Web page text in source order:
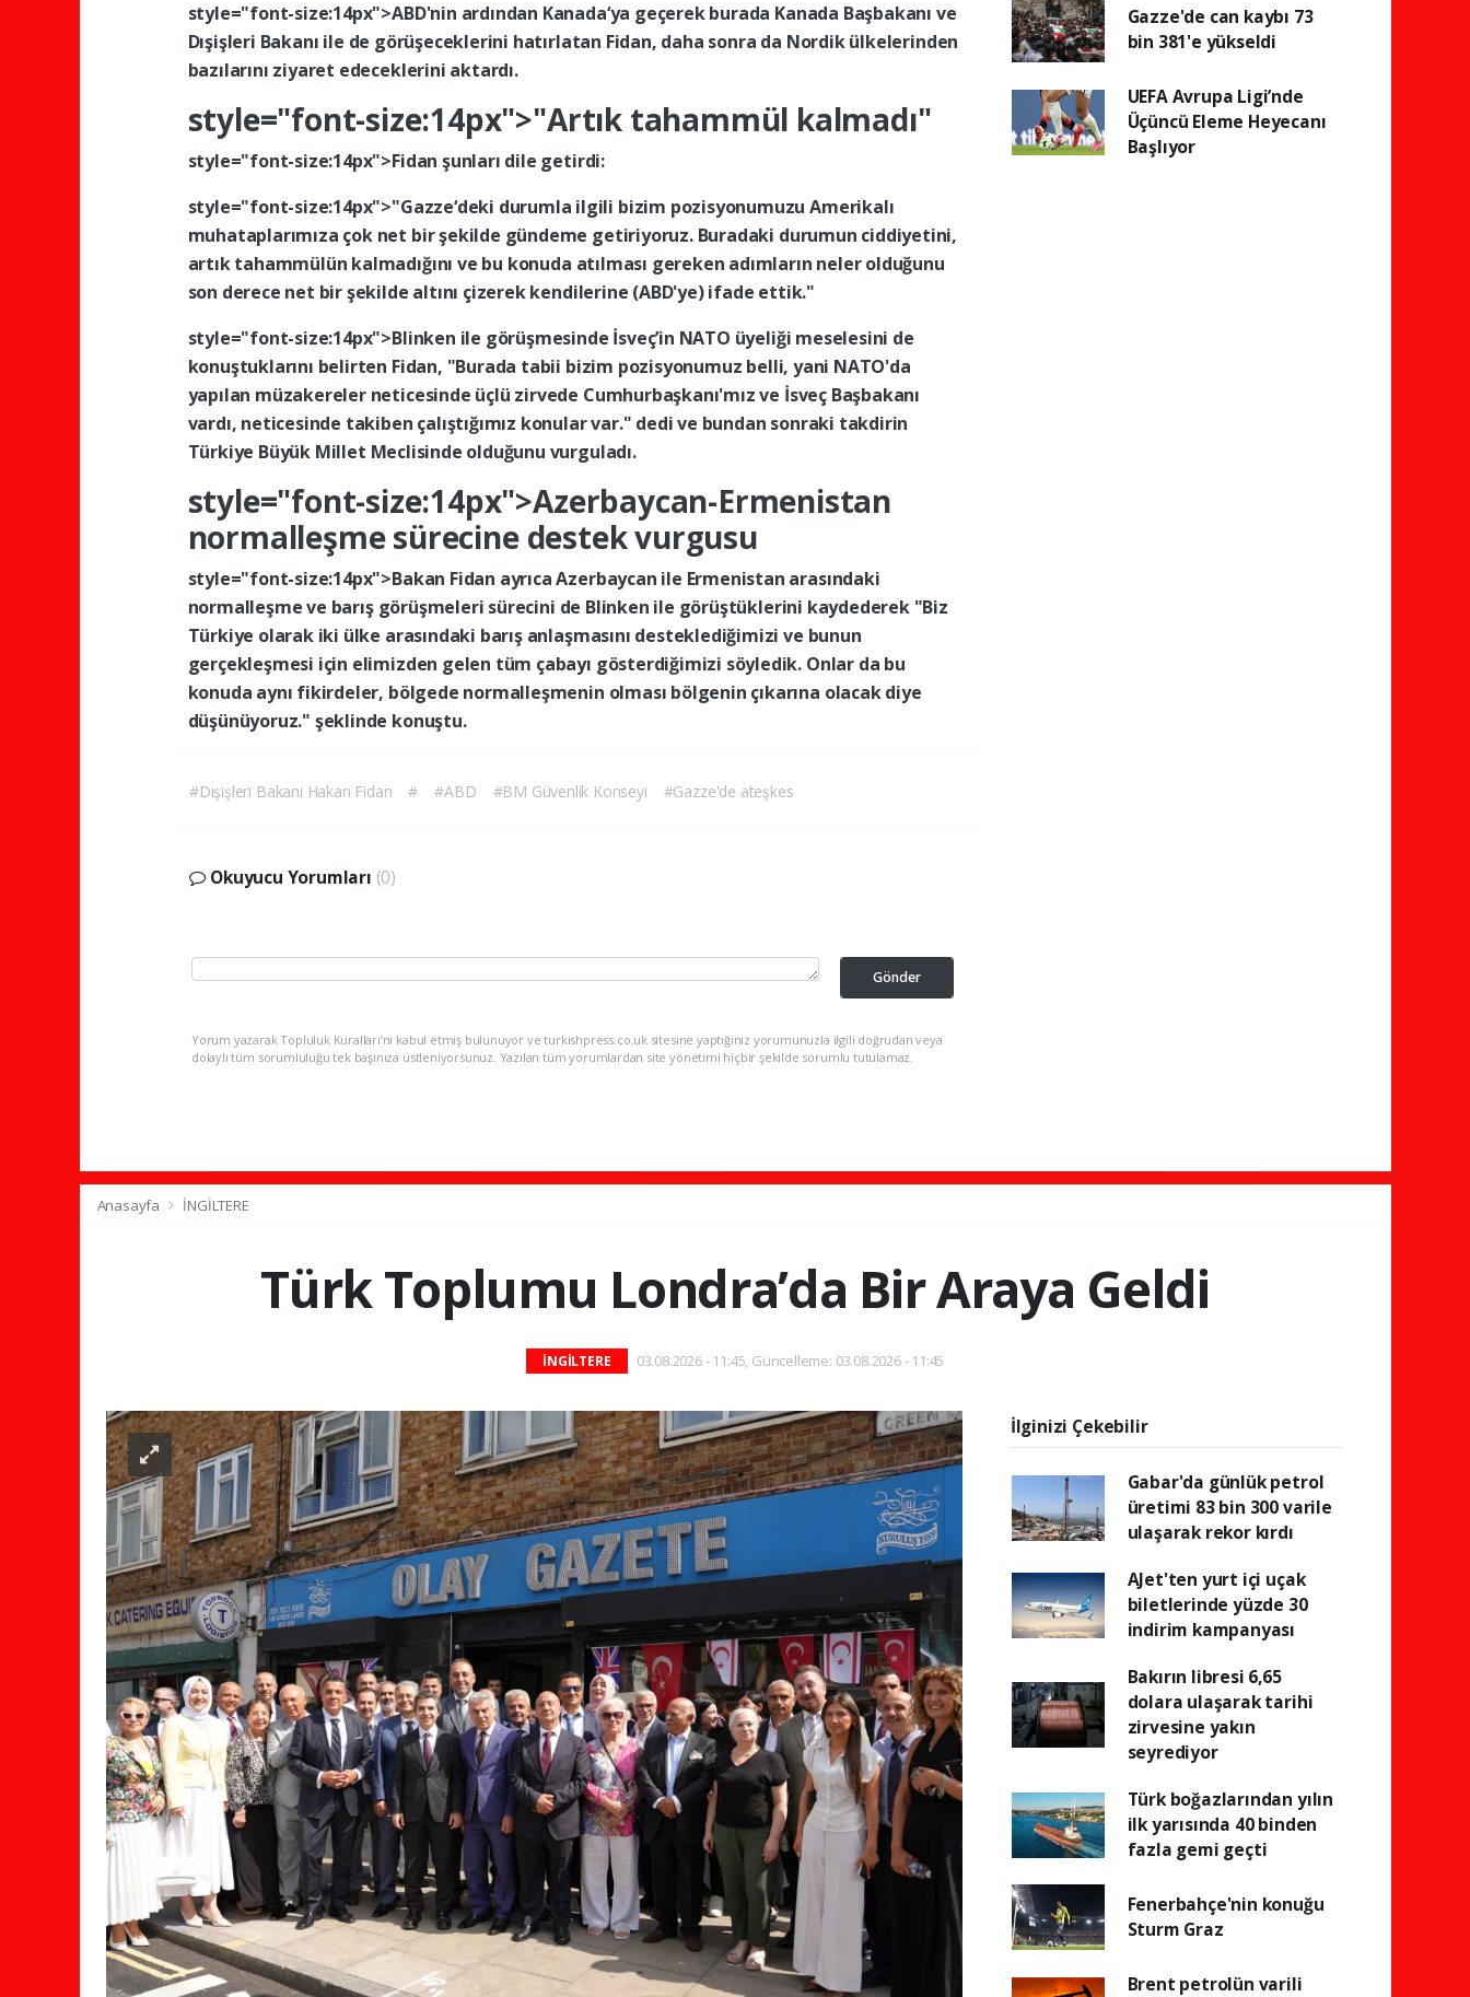
style="font-size:14px">ABD'nin ardından Kanada‘ya geçerekburada Kanada Başbakanı ve
Dışişleri Bakanı ile de görüşeceklerini hatırlatan Fidan, daha sonra da Nordikülkelerinden
bazılarını ziyaret edeceklerini aktardı.
style="font-size:14px">"Artık tahammül kalmadı"
style="font-size:14px">Fidan şunları dile getirdi:
style="font-size:14px">"Gazze‘deki durumla ilgili bizim pozisyonumuzuAmerikalı
muhataplarımıza çok net birşekilde gündeme getiriyoruz. Buradaki durumun ciddiyetini,
artıktahammülün kalmadığını ve bu konuda atılması gereken adımların nelerolduğunu
son derece net birşekilde altını çizerekkendilerine (ABD'ye)ifade ettik."
style="font-size:14px">Blinken ile görüşmesinde İsveç’in NATO üyeliği meselesini de
konuştuklarını belirten Fidan, "Burada tabii bizim pozisyonumuz belli, yani NATO'da
yapılan müzakereler neticesinde üçlü zirvede Cumhurbaşkanı'mızve İsveç Başbakanı
vardı, neticesinde takiben çalıştığımız konularvar." dedive bundan sonraki takdirin
Türkiye Büyük Millet Meclisinde olduğunu vurguladı.
style="font-size:14px">Azerbaycan-Ermenistan
normalleşmesürecine destekvurgusu
style="font-size:14px">Bakan Fidan ayrıcaAzerbaycan ile Ermenistan arasındaki
normalleşmeve barış görüşmeleri sürecini de Blinken ile görüştüklerini kaydederek "Biz
Türkiye olarak iki ülke arasındaki barış anlaşmasını desteklediğimizive bunun
gerçekleşmesi için elimizden gelen tüm çabayı gösterdiğimizi söyledik. Onlar da bu
konuda aynı fikirdeler, bölgede normalleşmenin olması bölgenin çıkarına olacakdiye
düşünüyoruz." şeklinde konuştu.
#Dışişleri Bakanı Hakan Fidan # #ABD #BM Güvenlik Konseyi #Gazze'de ateşkes
Okuyucu Yorumları (0)
Gönder
Yorum yazarak Topluluk Kuralları’nı kabul etmiş bulunuyor ve turkishpress.co.uk sitesine yaptığınız yorumunuzla ilgili doğrudan veya
dolaylı tüm sorumluluğu tek başınıza üstleniyorsunuz. Yazılan tüm yorumlardan site yönetimi hiçbir şekilde sorumlu tutulamaz.
Gazze'de can kaybı 73
bin 381'e yükseldi
UEFA Avrupa Ligi’nde
Üçüncü Eleme Heyecanı
Başlıyor
Anasayfa İNGİLTERE
Türk Toplumu Londra’da Bir Araya Geldi
İNGİLTERE 03.08.2026 - 11:45, Güncelleme: 03.08.2026 - 11:45
İlginizi Çekebilir
Gabar'da günlük petrol
üretimi 83 bin 300 varile
ulaşarak rekor kırdı
AJet'ten yurt içi uçak
biletlerinde yüzde 30
indirim kampanyası
Bakırın libresi 6,65
dolara ulaşarak tarihi
zirvesine yakın
seyrediyor
Türk boğazlarından yılın
ilk yarısında 40 binden
fazla gemi geçti
Fenerbahçe'nin konuğu
Sturm Graz
Brent petrolün varili